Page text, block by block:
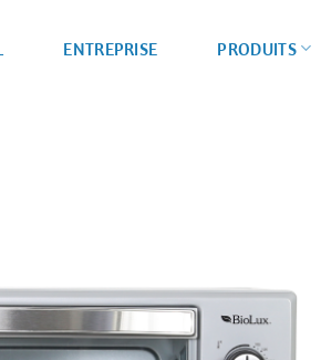
ENTREPRISE PRODUITS